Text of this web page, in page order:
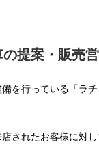
ます。子どもたち
サービス／インス
たデイサービス「
動指導・送迎・入浴
ことができるように
提案・販売
を行っている「ラ
されたお客様に対